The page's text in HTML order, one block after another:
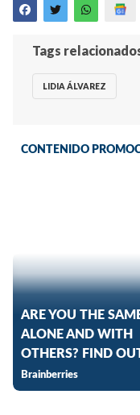
Tags
LIDIA ÁLVAREZ